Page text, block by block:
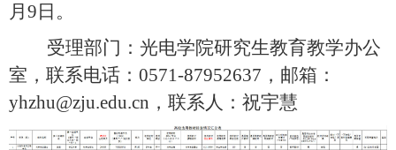
月 9 日。
受理部门：光电学院研究生教育教学办公
室，联系电话： 0571-87952637 ，邮箱：
yhzhu@zju.edu.cn ，联系人：祝宇慧